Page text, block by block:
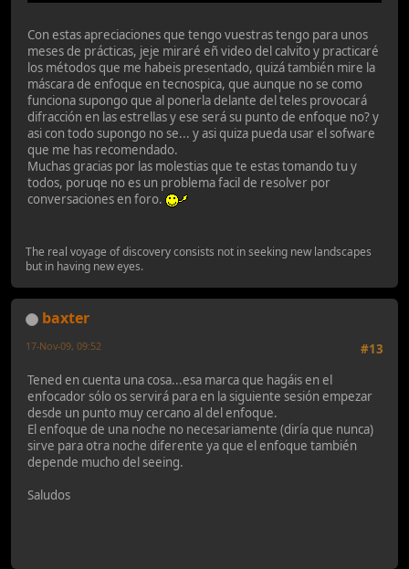
Con estas apreciaciones que tengo vuestras tengo para unos
meses de prácticas, jeje miraré eñ video del calvito y practicaré
los métodos que me habeis presentado, quizá también mire la
máscara de enfoque en tecnospica, que aunque no se como
funciona supongo que al ponerla delante del teles provocará
difracción en las estrellas y ese será su punto de enfoque no? y
asi con todo supongo no se... y asi quiza pueda usar el sofware
que me has recomendado.
Muchas gracias por las molestias que te estas tomando tu y
todos, poruqe no es un problema facil de resolver por
conversaciones en foro.
The real voyage of discovery consists not in seeking new landscapes
but in having new eyes.
baxter
#13
17-Nov-09, 09:52
Tened en cuenta una cosa...esa marca que hagáis en el
enfocador sólo os servirá para en la siguiente sesión empezar
desde un punto muy cercano al del enfoque.
El enfoque de una noche no necesariamente (diría que nunca)
sirve para otra noche diferente ya que el enfoque también
depende mucho del seeing.
Saludos